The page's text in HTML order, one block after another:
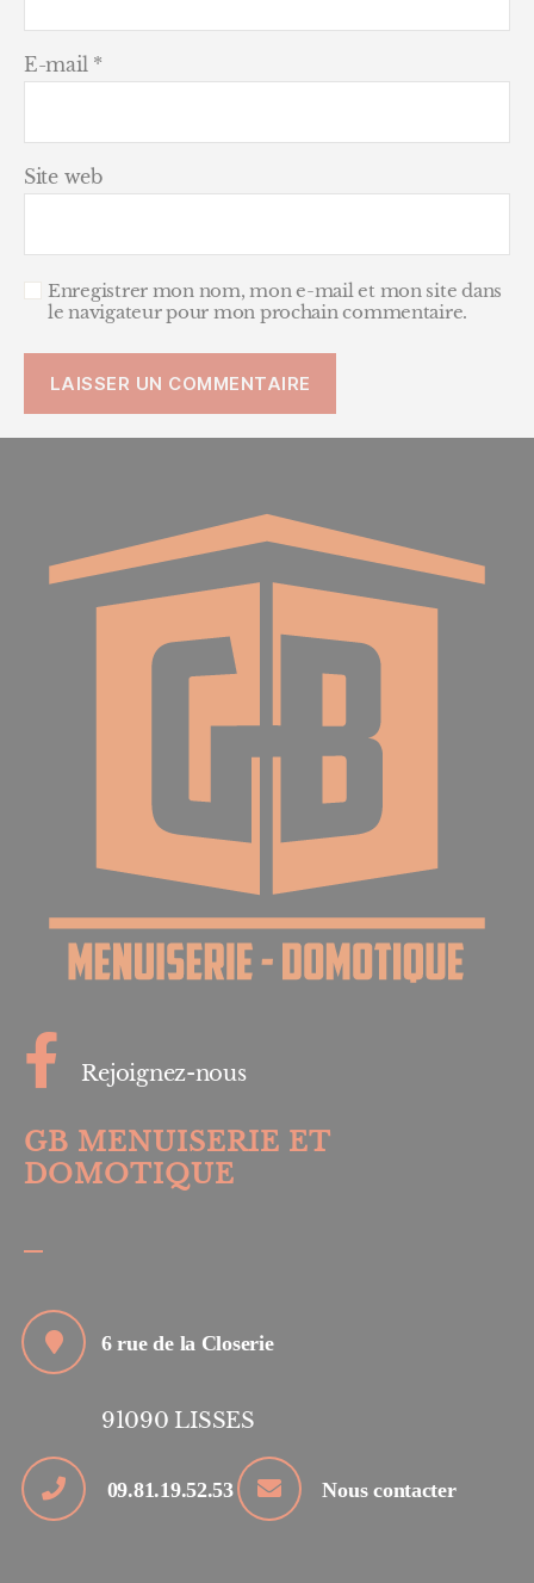
E-mail *
Site web
Enregistrer mon nom, mon e-mail et mon site dans
le navigateur pour mon prochain commentaire.
Rejoignez-nous
GB MENUISERIE ET
DOMOTIQUE
6 rue de la Closerie
91090 LISSES
09.81.19.52.53 Nous contacter